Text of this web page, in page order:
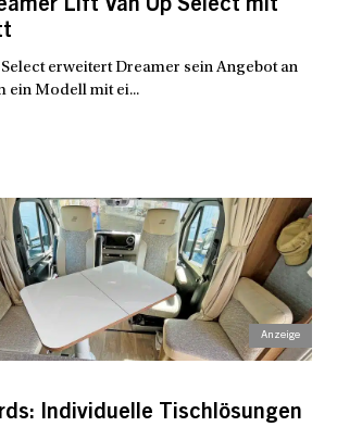
Lift Van Up Select mit
erweitert Dreamer sein Angebot an
ein Modell mit ei...
Individuelle Tischlösungen